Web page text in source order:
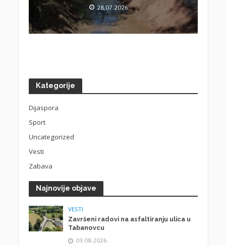
28.07.2026.
Kategorije
Dijaspora
Sport
Uncategorized
Vesti
Zabava
Najnovije objave
VESTI
Završeni radovi na asfaltiranju ulica u
Tabanovcu
03.08.2026.